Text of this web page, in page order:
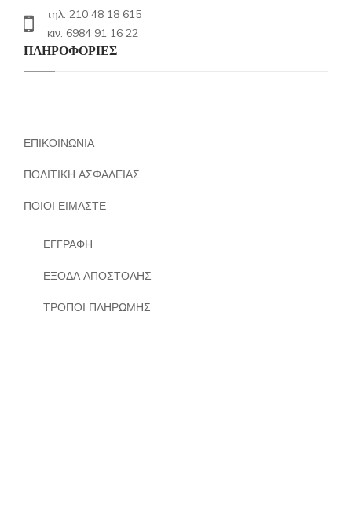
τηλ. 210 48 18 615
κιν. 6984 91 16 22
ΠΛΗΡΟΦΟΡΙΕΣ
ΕΠΙΚΟΙΝΩΝΙΑ
ΠΟΛΙΤΙΚΗ ΑΣΦΑΛΕΙΑΣ
ΠΟΙΟΙ ΕΙΜΑΣΤΕ
ΕΓΓΡΑΦΗ
ΕΞΟΔΑ ΑΠΟΣΤΟΛΗΣ
ΤΡΟΠΟΙ ΠΛΗΡΩΜΗΣ